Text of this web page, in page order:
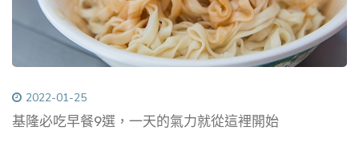
2022-01-25
基隆必吃早餐9選，一天的氣力就從這裡開始